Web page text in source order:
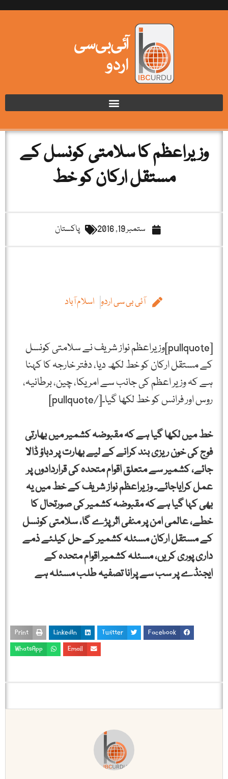
وزیراعظم کا سلامتی کونسل کے
مستقل ارکان کو خط
ستمبر 19, 2016 پاکستان
آئی بی سی اردو اسلام آباد
[pullquote]وزیراعظم نواز شریف نے سلامتی کونسل
کے مستقل ارکان کو خط لکھ دیا، دفتر خارجہ کا کہنا
ہے کہ وزیر اعظم کی جانب سے امریکا، چین، برطانیہ،
روس اور فرانس کو خط لکھا گیا۔[/pullquote]
خط میں لکھا گیا ہے کہ مقبوضہ کشمیر میں بھارتی
فوج کی خون ریزی بند کرانے کے لیے بھارت پر دباؤ ڈالا
جائے، کشمیر سے متعلق اقوام متحدہ کی قراردادوں پر
عمل کرایاجائے۔ وزیراعظم نواز شریف کے خط میں یہ
بھی کہا گیا ہے کہ مقبوضہ کشمیر کی صورتحال کا
خطے، عالمی امن پر منفی اثر پڑے گا، سلامتی کونسل
کے مستقل ارکان مسئلہ کشمیر کے حل کیلئے ذمے
داری پوری کریں، مسئلہ کشمیر اقوام متحدہ کے
ایجنڈے پر سب سے پرانا تصفیہ طلب مسئلہ ہے
Facebook
Twitter
LinkedIn
Print
Email
WhatsApp